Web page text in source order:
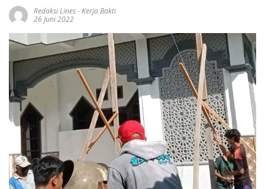
Redaksi Lines-Kerja Bakti
26 Juni 2022